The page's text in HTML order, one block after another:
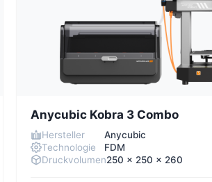
Anycubic Kobra 3 Combo
Hersteller
Anycubic
Technologie
FDM
Druckvolumen250 x 250 x 260